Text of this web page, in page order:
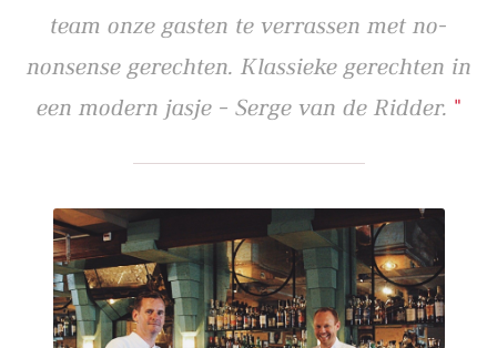
team onze gasten te verrassen met no-
nonsense gerechten. Klassieke gerechten in
een modern jasje – Serge van de Ridder.